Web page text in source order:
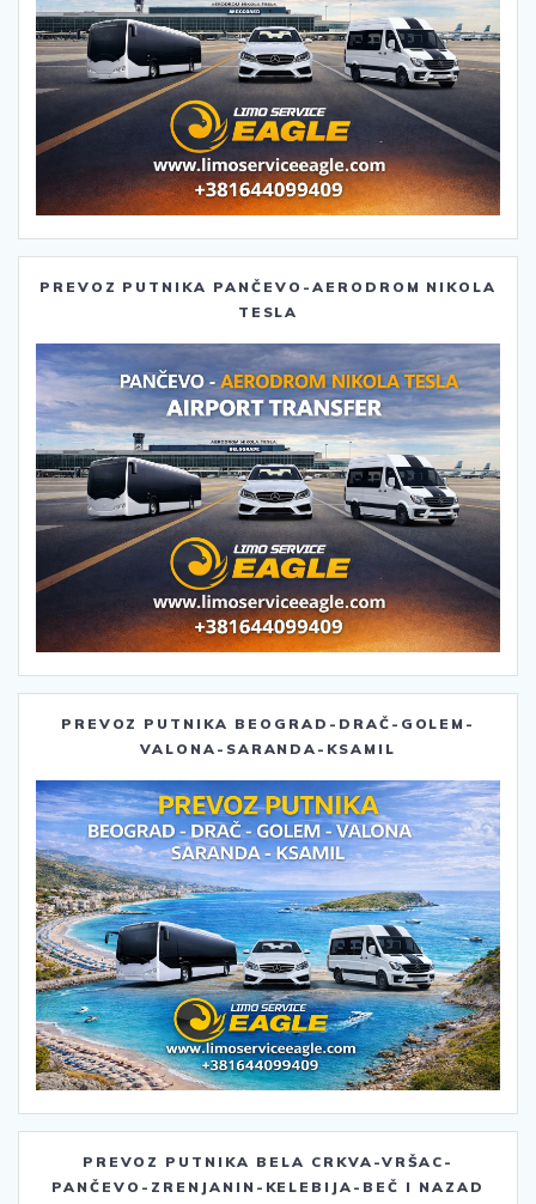
PREVOZ PUTNIKA PANČEVO-AERODROM NIKOLA
TESLA
PREVOZ PUTNIKA BEOGRAD-DRAČ-GOLEM-
VALONA-SARANDA-KSAMIL
PREVOZ PUTNIKA BELA CRKVA-VRŠAC-
PANČEVO-ZRENJANIN-KELEBIJA-BEČ I NAZAD